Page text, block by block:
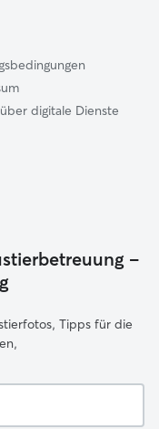
digitale Dienste
–
Tipps für die